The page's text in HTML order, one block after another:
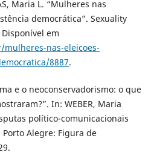
Maria L. “Mulheres nas
democrática”. Sexuality
em
nas-eleicoes-
8887.
e o neoconservadorismo: o que
In: WEBER, Maria
político-comunicacionais
Alegre: Figura de